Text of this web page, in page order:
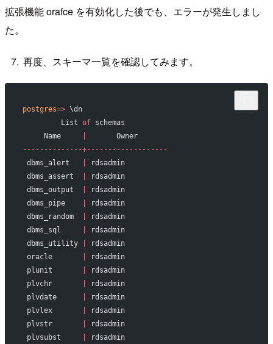
拡張機能 orafce を有効化した後でも、エラーが発生しまし
た。
再度、スキーマ一覧を確認してみます。
postgres=> \dn
         List
of schemas
     Name
       Owner
--------------+-------------------
dbms_alert
rdsadmin
dbms_assert
rdsadmin
dbms_output
rdsadmin
dbms_pipe
rdsadmin
dbms_random
rdsadmin
dbms_sql
rdsadmin
dbms_utility
rdsadmin
oracle
rdsadmin
plunit
rdsadmin
plvchr
rdsadmin
plvdate
rdsadmin
plvlex
rdsadmin
plvstr
rdsadmin
plvsubst
rdsadmin